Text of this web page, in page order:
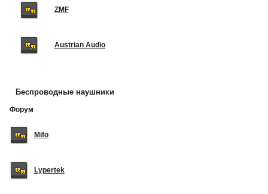
ZMF
Austrian Audio
Беспроводные наушники
Форум
Mifo
Lypertek